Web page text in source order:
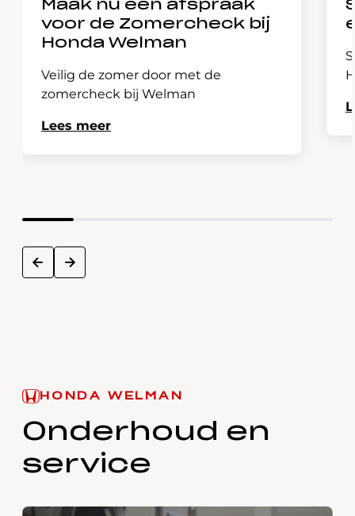
Maak nu een afspraak
voor de Zomercheck bij
Honda Welman
Veilig de zomer door met de
zomercheck bij Welman
Lees meer
prev next
HONDA WELMAN
Onderhoud en
service